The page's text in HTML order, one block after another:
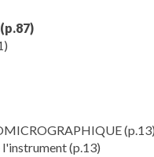
(p.87)
l'instrument(p.13)